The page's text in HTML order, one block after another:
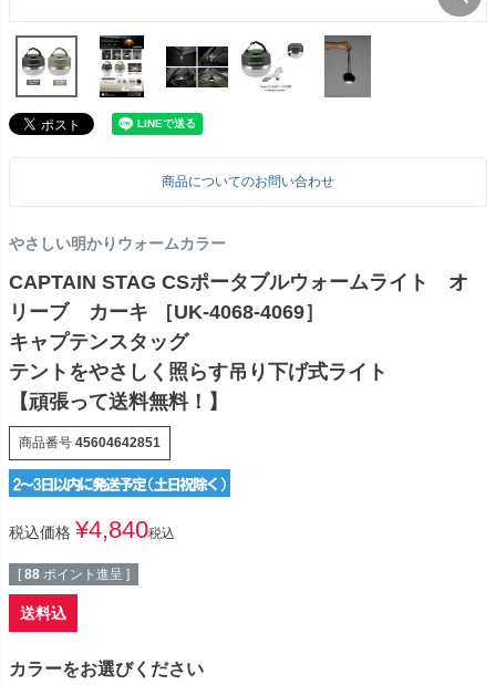
商品についてのお問い合わせ
やさしい明かりウォームカラー
CAPTAIN STAG CSポータブルウォームライト オ
リーブ カーキ ［UK-4068-4069］
キャプテンスタッグ
テントをやさしく照らす吊り下げ式ライト
【頑張って送料無料！】
商品番号 45604642851
税込価格 ¥4,840税込
[ 88 ポイント進呈 ]
送料込
カラーをお選びください